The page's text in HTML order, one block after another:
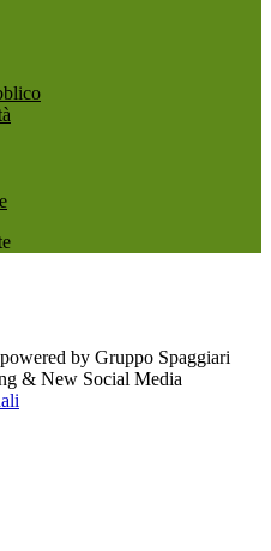
by Gruppo Spaggiari
& New Social Media